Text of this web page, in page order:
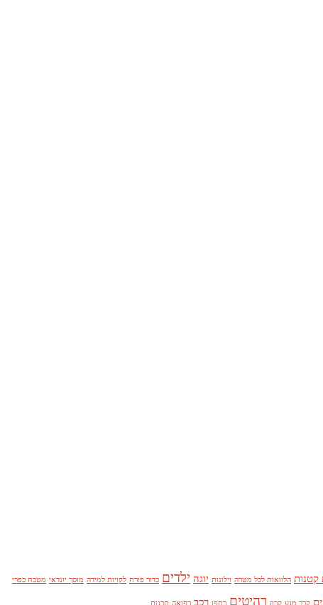
קטנות הלוואות לכל מטרה וילונות יוגה ילדים כדור פורח לקויות למידה מוסך יונדאי מטבח כפרי
קרב מגע קרוז רהיטים רחפן רכב רפואה תרגום